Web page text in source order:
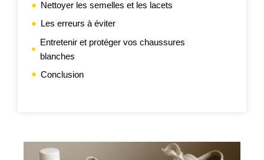
Nettoyer les semelles et les lacets
Les erreurs à éviter
Entretenir et protéger vos chaussures
blanches
Conclusion